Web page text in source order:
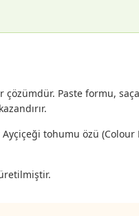
çözümdür. Paste formu,
tohumu özü (Colour